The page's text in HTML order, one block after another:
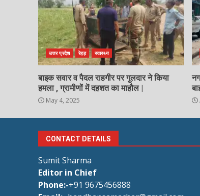
उत्तर प्रदेश रेहड़ स्वास्थ्य
बाइक सवार व पैदल राहगीर पर गुलदार ने किया
हमला , ग्रामीणों में दहशत का माहौल |
May 4, 2025
CONTACT DETAILS
Sumit Sharma
Editor in Chief
Phone:-+91 9675456888